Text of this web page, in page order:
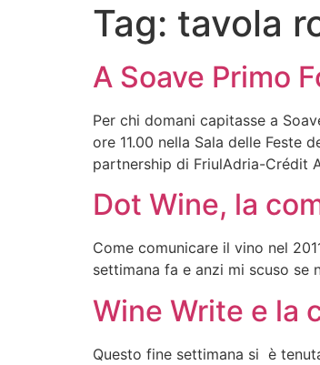
Tag: tavola
A Soave Primo
Per chi domani capitasse a
ore 11.00 nella Sala delle Feste
partnership di FriulAdria-Crédit
Dot Wine, la
Come comunicare il vino nel
settimana fa e anzi mi scuso
Wine Write e la
Questo fine settimana si è